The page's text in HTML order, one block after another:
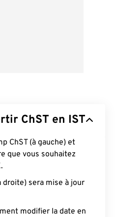
ChST en IST
ChST (à gauche) et
que vous souhaitez
droite) sera mise à jour
modifier la date en